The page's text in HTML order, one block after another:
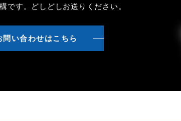
です。どしどしお送りください。
問い合わせはこちら